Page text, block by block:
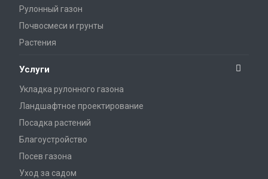
Рулонный газон
Почвосмеси и грунты
Растения
Услуги
Укладка рулонного газона
Ландшафтное проектирование
Посадка растений
Благоустройство
Посев газона
Уход за садом